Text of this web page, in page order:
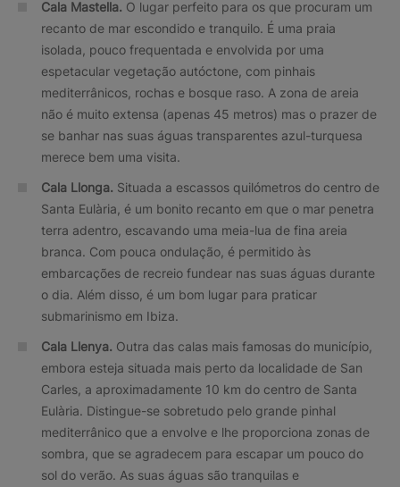
Cala Mastella. O lugar perfeito para os que procuram um
recanto de mar escondido e tranquilo. É uma praia
isolada, pouco frequentada e envolvida por uma
espetacular vegetação autóctone, com pinhais
mediterrânicos, rochas e bosque raso. A zona de areia
não é muito extensa (apenas 45 metros) mas o prazer de
se banhar nas suas águas transparentes azul-turquesa
merece bem uma visita.
Cala Llonga. Situada a escassos quilómetros do centro de
Santa Eulària, é um bonito recanto em que o mar penetra
terra adentro, escavando uma meia-lua de fina areia
branca. Com pouca ondulação, é permitido às
embarcações de recreio fundear nas suas águas durante
o dia. Além disso, é um bom lugar para praticar
submarinismo em Ibiza.
Cala Llenya. Outra das calas mais famosas do município,
embora esteja situada mais perto da localidade de San
Carles, a aproximadamente 10 km do centro de Santa
Eulària. Distingue-se sobretudo pelo grande pinhal
mediterrânico que a envolve e lhe proporciona zonas de
sombra, que se agradecem para escapar um pouco do
sol do verão. As suas águas são tranquilas e